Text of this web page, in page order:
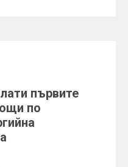
първите
по